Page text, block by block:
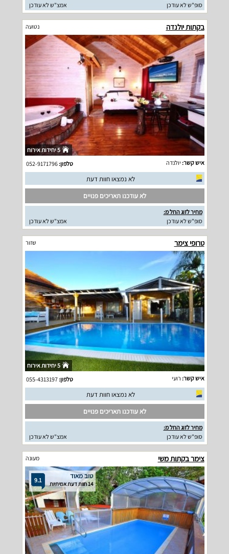
סופ"ש לא עודכן
אמצ"ש לא עודכן
בקתות יולנדה נטועה
5 יחידות אירוח
איש קשר: יולנדה טלפון:052-9171796
לא נמצאו חוות דעת
לא עודכנו תאריכים פנויים
מחיר לזוג החל מ:
סופ"ש לא עודכן
אמצ"ש לא עודכן
טרופי צימר שזור
5 יחידות אירוח
איש קשר: רועי טלפון:055-4313197
לא נמצאו חוות דעת
לא עודכנו תאריכים פנויים
מחיר לזוג החל מ:
סופ"ש לא עודכן
אמצ"ש לא עודכן
צימר בקתות משי מעונה
9.1 טוב מאוד
14 חוות דעת אמיתיות